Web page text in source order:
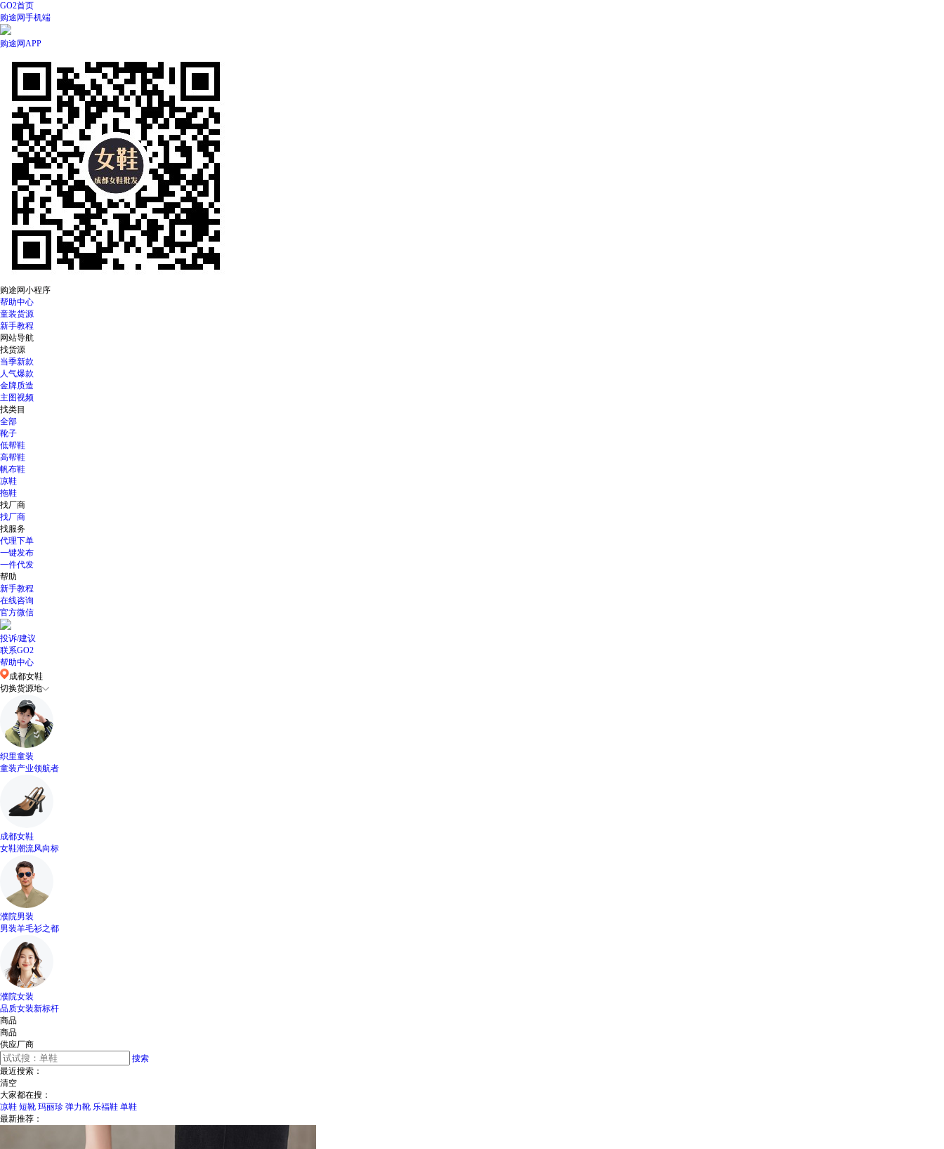
GO2首页
购途网手机端
购途网APP
购途网小程序
帮助中心
童装货源
新手教程
网站导航
找货源
当季新款
人气爆款
金牌质造
主图视频
找类目
全部
靴子
低帮鞋
高帮鞋
帆布鞋
凉鞋
拖鞋
找厂商
找厂商
找服务
代理下单
一键发布
一件代发
帮助
新手教程
在线咨询
官方微信
投诉/建议
联系GO2
帮助中心
成都女鞋
切换货源地
织里童装
童装产业领航者
成都女鞋
女鞋潮流风向标
濮院男装
男装羊毛衫之都
濮院女装
品质女装新标杆
商品
商品
供应厂商
搜索
最近搜索：
清空
大家都在搜：
凉鞋 短靴 玛丽珍 弹力靴 乐福鞋 单鞋
最新推荐：